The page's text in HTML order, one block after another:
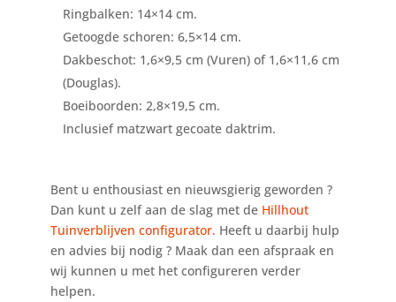
Ringbalken: 14×14 cm.
Getoogde schoren: 6,5×14 cm.
Dakbeschot: 1,6×9,5 cm (Vuren) of 1,6×11,6 cm
(Douglas).
Boeiboorden: 2,8×19,5 cm.
Inclusief matzwart gecoate daktrim.
Bent u enthousiast en nieuwsgierig geworden ?
Dan kunt u zelf aan de slag met de Hillhout
Tuinverblijven configurator. Heeft u daarbij hulp
en advies bij nodig ? Maak dan een afspraak en
wij kunnen u met het configureren verder
helpen.